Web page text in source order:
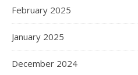
February 2025
January 2025
December 2024